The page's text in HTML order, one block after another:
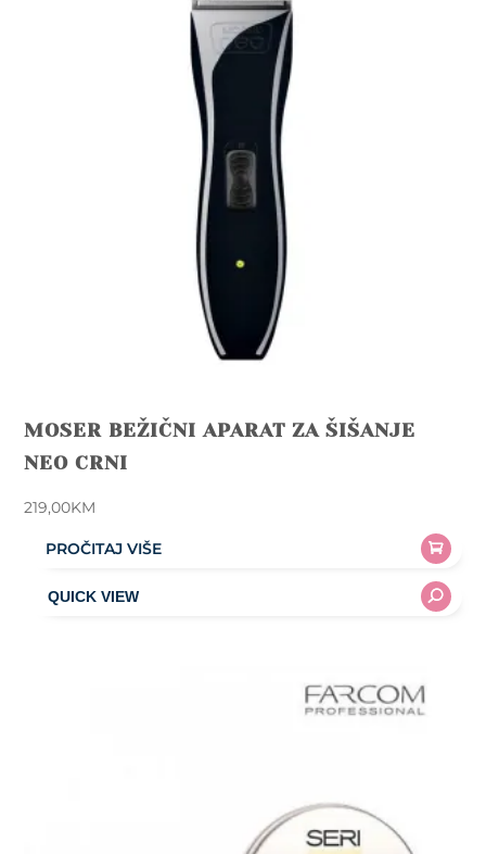
MOSER BEŽIČNI APARAT ZA ŠIŠANJE
NEO CRNI
219,00KM
PROČITAJ VIŠE